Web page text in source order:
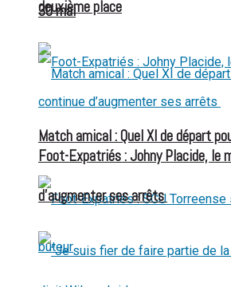
30 mai
Match amical : Quel XI de départ
deuxième place
Foot-Expatriés : Johny Placide, le
d’augmenter ses arrêts